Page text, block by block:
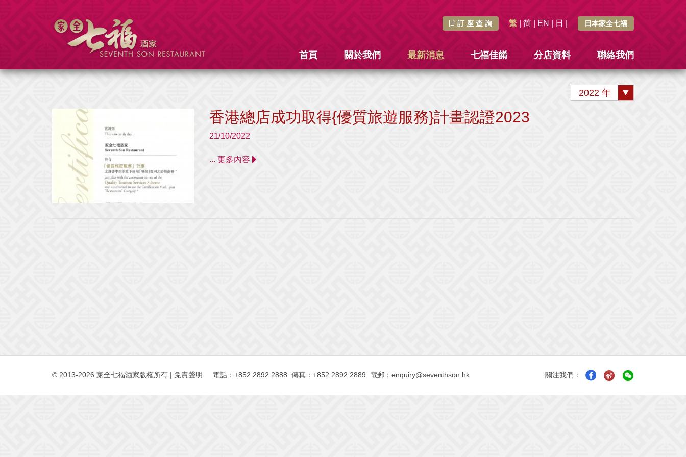
日本家全七福
繁 简 EN 日
訂 座 查 詢
首頁 關於我們 最新消息 七福佳餚 分店資料 聯絡我們
2022 年
香港總店成功取得{優質旅遊服務}計畫認證2023
21/10/2022
... 更多內容
© 2013-2026 家全七福酒家版權所有 | 免責聲明 電話：+852 2892 2888 傳真：+852 2892 2889 電郵： enquiry@seventhson.hk 關注我們：